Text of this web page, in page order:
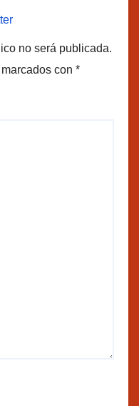
no será publicada.
con *